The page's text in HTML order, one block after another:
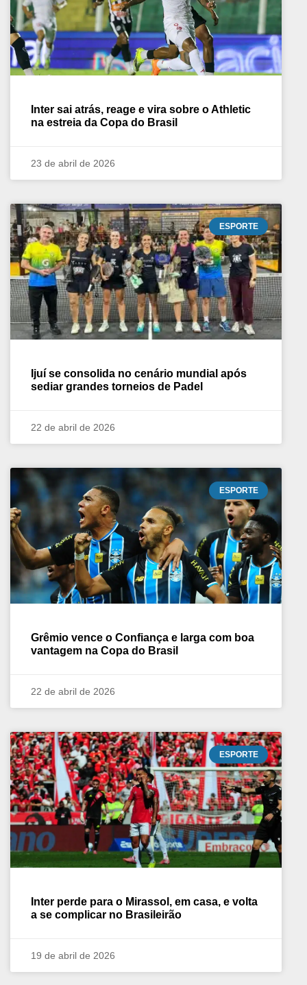
Inter sai atrás, reage e vira sobre o Athletic
na estreia da Copa do Brasil
23 de abril de 2026
ESPORTE
Ijuí se consolida no cenário mundial após
sediar grandes torneios de Padel
22 de abril de 2026
ESPORTE
Grêmio vence o Confiança e larga com boa
vantagem na Copa do Brasil
22 de abril de 2026
ESPORTE
Inter perde para o Mirassol, em casa, e volta
a se complicar no Brasileirão
19 de abril de 2026